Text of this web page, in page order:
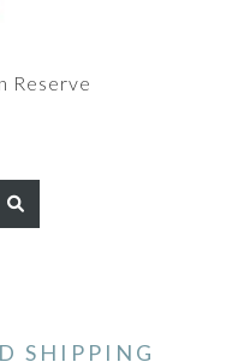
Reserve
SHIPPING